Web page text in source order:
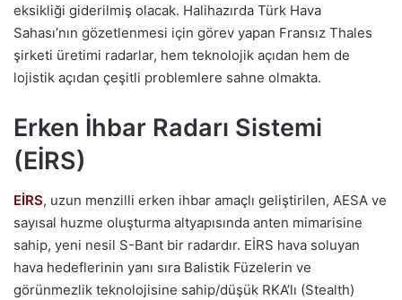
eksikliği giderilmiş olacak. Halihazırda Türk Hava
Sahası’nın gözetlenmesi için görev yapan Fransız Thales
şirketi üretimi radarlar, hem teknolojik açıdan hem de
lojistik açıdan çeşitli problemlere sahne olmakta.
Erken İhbar Radarı Sistemi
(EİRS)
EİRS, uzun menzilli erken ihbar amaçlı geliştirilen, AESA ve
sayısal huzme oluşturma altyapısında anten mimarisine
sahip, yeni nesil S-Bant bir radardır. EİRS hava soluyan
hava hedeflerinin yanı sıra Balistik Füzelerin ve
görünmezlik teknolojisine sahip/düşük RKA’lı (Stealth)